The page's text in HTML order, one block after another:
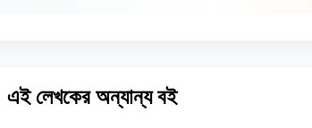
এই লেখকের অন্যান্য বই